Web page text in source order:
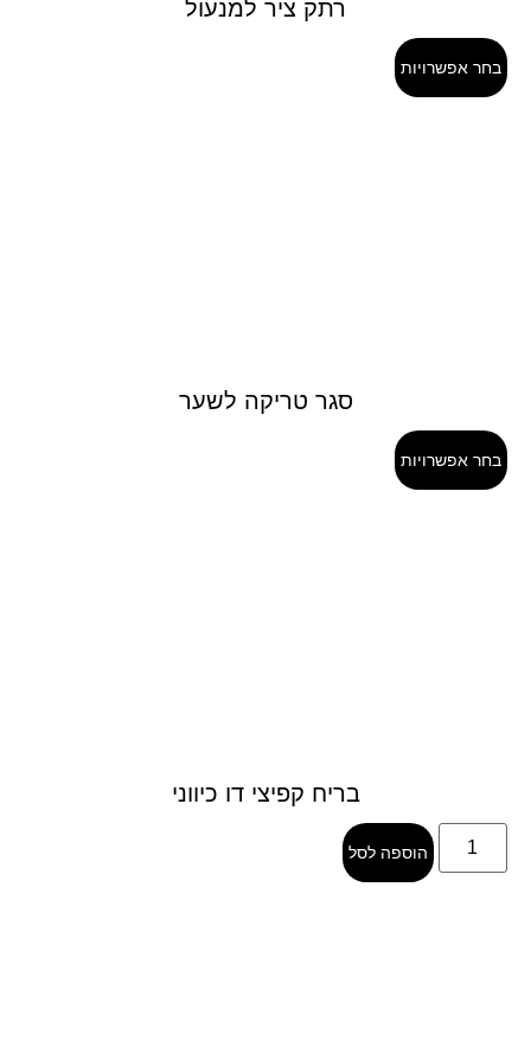
רתק ציר למנעול
בחר אפשרויות
סגר טריקה לשער
בחר אפשרויות
בריח קפיצי דו כיווני
הוספה לסל